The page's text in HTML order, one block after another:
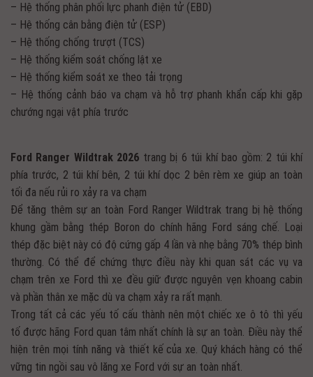
– Hệ thống phân phối lực phanh điện tử (EBD)
– Hệ thống cân bằng điện tử (ESP)
– Hệ thống chống trượt (TCS)
– Hệ thống kiểm soát chống lật xe
– Hệ thống kiểm soát xe theo tải trọng
– Hệ thống cảnh báo va chạm và hỗ trợ phanh khẩn cấp khi gặp
chướng ngại vật phía trước
Ford Ranger Wildtrak 2026 trang bị 6 túi khí bao gồm: 2 túi khí
phía trước, 2 túi khí bên, 2 túi khí dọc 2 bên rèm xe giúp an toàn
tối đa nếu rủi ro xảy ra va chạm
Để tăng thêm sự an toàn Ford Ranger Wildtrak trang bị hệ thống
khung gầm bằng thép Boron do chính hãng Ford sáng chế. Loại
thép đặc biệt này có độ cứng gấp 4 lần và nhẹ bằng 70% thép bình
thường. Có thể để chứng thực điều này khi quan sát các vụ va
chạm trên xe Ford thì xe đều giữ được nguyên vẹn khoang cabin
và phần thân xe mặc dù va chạm xảy ra rất mạnh.
Trong tất cả các yếu tố cấu thành nên một chiếc xe ô tô thì yếu
tố được hãng Ford quan tâm nhất chính là sự an toàn. Điều này thể
hiện trên mọi tính năng và thiết kế của xe. Quý khách hàng có thể
vững tin ngồi sau vô lăng xe Ford với sự an toàn nhất.